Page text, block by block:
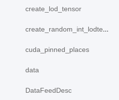
create_lod_tensor
create_random_int_lodtensor
cuda_pinned_places
data
DataFeedDesc